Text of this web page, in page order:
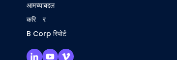
आमच्याबद्दल
करिअर
B Corp रिपोर्ट